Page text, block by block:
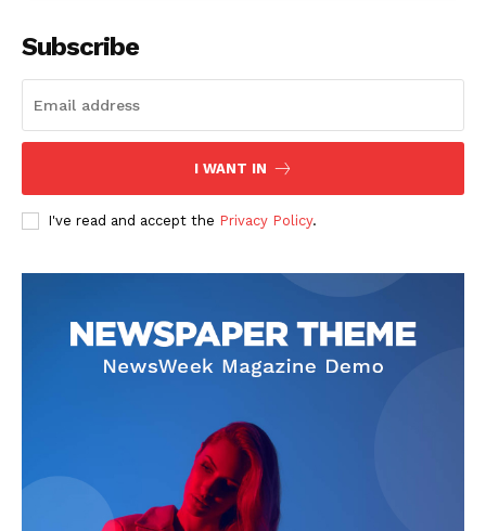
Subscribe
I WANT IN
I've read and accept the Privacy Policy.